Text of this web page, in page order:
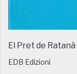
El Pret de Ratanà
EDB Edizioni